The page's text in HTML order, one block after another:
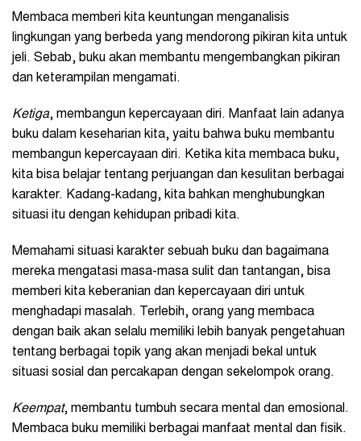
Membaca memberi kita keuntungan menganalisis
lingkungan yang berbeda yang mendorong pikiran kita untuk
jeli. Sebab, buku akan membantu mengembangkan pikiran
dan keterampilan mengamati.
Ketiga, membangun kepercayaan diri. Manfaat lain adanya
buku dalam keseharian kita, yaitu bahwa buku membantu
membangun kepercayaan diri. Ketika kita membaca buku,
kita bisa belajar tentang perjuangan dan kesulitan berbagai
karakter. Kadang-kadang, kita bahkan menghubungkan
situasi itu dengan kehidupan pribadi kita.
Memahami situasi karakter sebuah buku dan bagaimana
mereka mengatasi masa-masa sulit dan tantangan, bisa
memberi kita keberanian dan kepercayaan diri untuk
menghadapi masalah. Terlebih, orang yang membaca
dengan baik akan selalu memiliki lebih banyak pengetahuan
tentang berbagai topik yang akan menjadi bekal untuk
situasi sosial dan percakapan dengan sekelompok orang.
Keempat, membantu tumbuh secara mental dan emosional.
Membaca buku memiliki berbagai manfaat mental dan fisik.